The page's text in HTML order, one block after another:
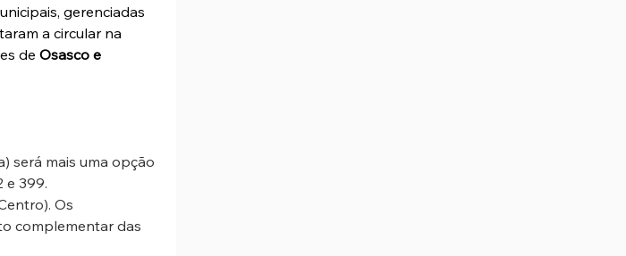
gerenciadas
a circular na
de Osasco e
será mais uma opção
e 399.
Os
complementar das